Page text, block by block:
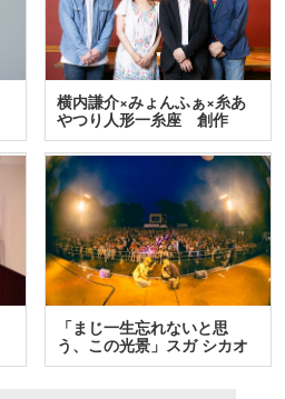
横内謙介×みょんふぁ×糸あ
やつり人形一糸座 創作
人…
「まじ一生忘れないと思
う、この光景」スガ シカオ
と…